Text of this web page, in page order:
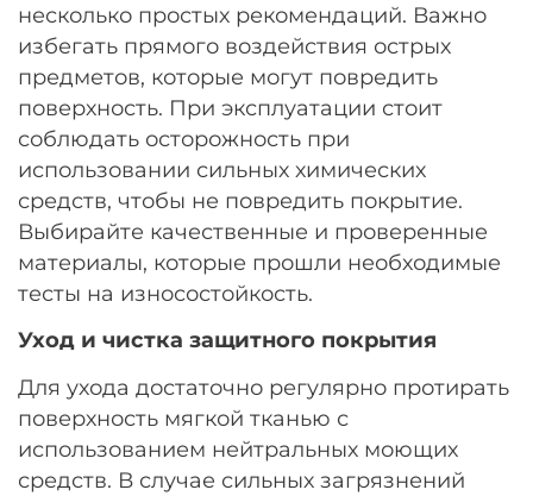
несколько простых рекомендаций. Важно
избегать прямого воздействия острых
предметов, которые могут повредить
поверхность. При эксплуатации стоит
соблюдать осторожность при
использовании сильных химических
средств, чтобы не повредить покрытие.
Выбирайте качественные и проверенные
материалы, которые прошли необходимые
тесты на износостойкость.
Уход и чистка защитного покрытия
Для ухода достаточно регулярно протирать
поверхность мягкой тканью с
использованием нейтральных моющих
средств. В случае сильных загрязнений